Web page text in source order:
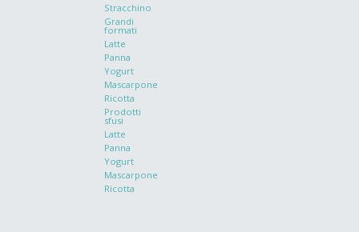
Stracchino
Grandi
formati
Latte
Panna
Yogurt
Mascarpone
Ricotta
Prodotti
sfusi
Latte
Panna
Yogurt
Mascarpone
Ricotta